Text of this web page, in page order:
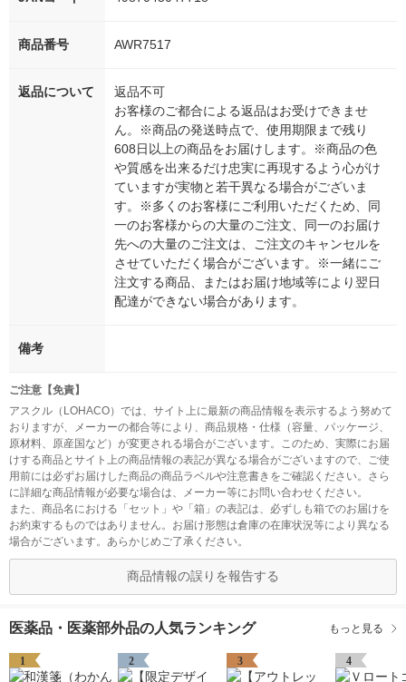
商品番号 AWR7517
返品について
返品不可
お客様のご都合による返品はお受けできませ
ん。※商品の発送時点で、使用期限まで残り
608日以上の商品をお届けします。※商品の色
や質感を出来るだけ忠実に再現するよう心がけ
ていますが実物と若干異なる場合がございま
す。※多くのお客様にご利用いただくため、同
一のお客様からの大量のご注文、同一のお届け
先への大量のご注文は、ご注文のキャンセルを
させていただく場合がございます。※一緒にご
注文する商品、またはお届け地域等により翌日
配達ができない場合があります。
備考
ご注意【免責】
アスクル（LOHACO）では、サイト上に最新の商品情報を表示するよう努めて
おりますが、メーカーの都合等により、商品規格・仕様（容量、パッケージ、
原材料、原産国など）が変更される場合がございます。このため、実際にお届
けする商品とサイト上の商品情報の表記が異なる場合がございますので、ご使
用前には必ずお届けした商品の商品ラベルや注意書きをご確認ください。さら
に詳細な商品情報が必要な場合は、メーカー等にお問い合わせください。
また、商品名における「セット」や「箱」の表記は、必ずしも箱でのお届けを
お約束するものではありません。お届け形態は倉庫の在庫状況等により異なる
場合がございます。あらかじめご了承ください。
商品情報の誤りを報告する
医薬品・医薬部外品の人気ランキング もっと見る
1 2 3 4